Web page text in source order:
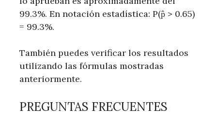
99.3%. En notación estadística: P(p̂ > 0.65)
= 99.3%.
También puedes verificar los resultados
utilizando las fórmulas mostradas
anteriormente.
PREGUNTAS FRECUENTES